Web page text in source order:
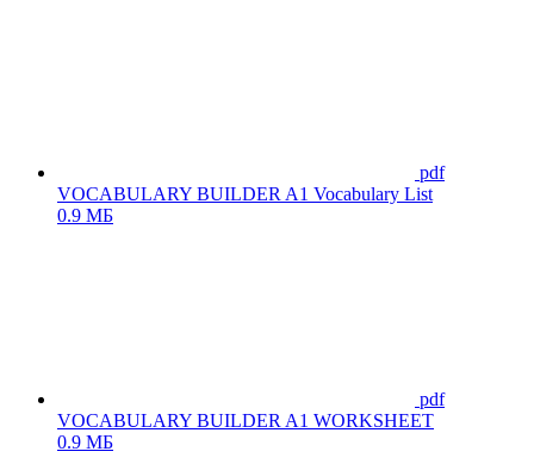
pdf
VOCABULARY BUILDER A1 Vocabulary List
0.9 МБ
pdf
VOCABULARY BUILDER A1 WORKSHEET
0.9 МБ